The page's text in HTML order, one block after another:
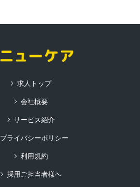
求人トップ
会社概要
サービス紹介
プライバシーポリシー
利用規約
採用ご担当者様へ